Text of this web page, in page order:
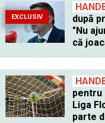
EXCLUSIV
după
"Nu
că
pentru
Liga
parte